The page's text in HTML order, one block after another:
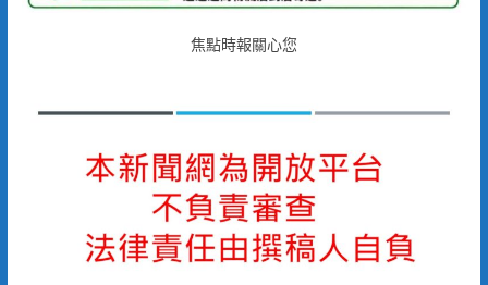
焦點時報關心您